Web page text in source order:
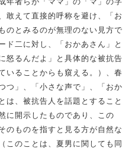
敢えて直接的呼称を避け、「お
のとみるのが無理のない見方で
ド二に対し、「おかあさん」と
怒るんだよ」と具体的な被抗告
いることからも窺える。）、春
つ」、「小さな声で」、「おか
は、被抗告人を話題とすること
に開示したものであり、この
のものを指すと見る方が自然な
このことは、夏男に関しても同